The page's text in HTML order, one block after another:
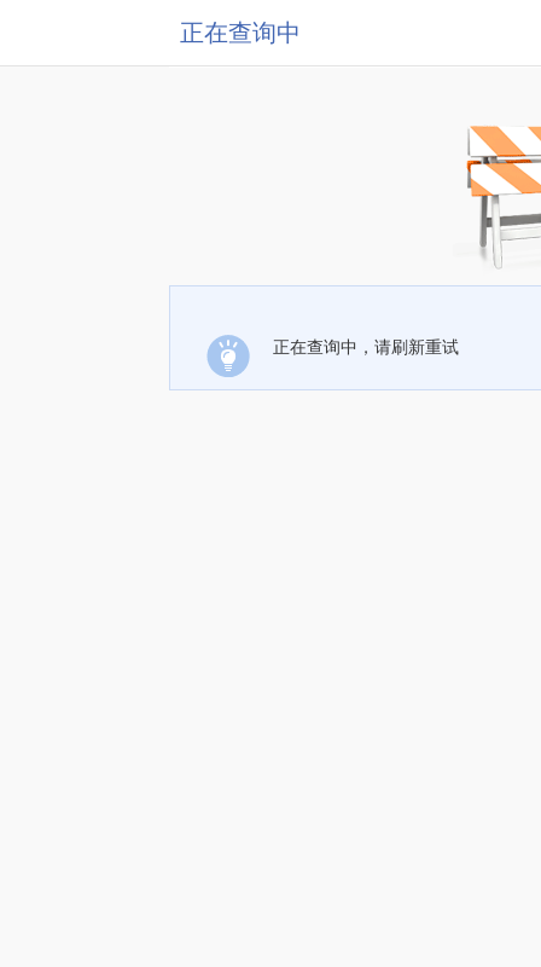
正在查询中
正在查询中，请刷新重试